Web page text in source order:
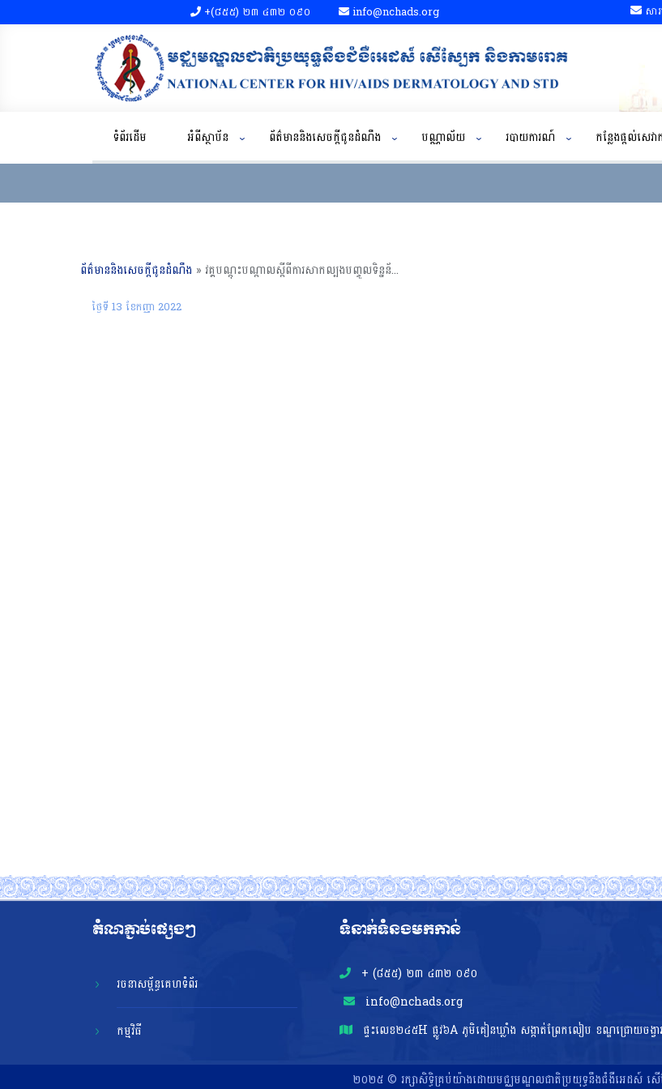
+(៨៥៥)​ ២៣​ ៤៣២ ០៩០​ info@nchads.org សា
ទំព័រដើម អំពីស្ថាប័ន ព័ត៌មាននិងសេចក្តីជូនដំណឹង បណ្ណាល័យ របាយការណ៍ កន្លែងផ្តល់សេវា
ព័ត៌មាននិងសេចក្តីជូនដំណឹង » វគ្គបណ្ដុះបណ្ដាលស្តីពីការសាកល្បងបញ្ចូលទិន្នន័យផ្ទាល់ចំនួន ៧ កន្លែងលើប្រព័ន្ធគ្រប់គ្រងទិន្នន័យ DHIS2, ខេត្តកំពង់ចាម
ថ្ងៃទី 13 ខែ​កញ្ញា 2022
តំណភ្ជាប់ផ្សេងៗ
រចនាសម្ព័ន្ធគេហទំព័រ
កម្មវិធី
ទំនាក់ទំនងមកកាន់
+ (៨៥៥)​ ២៣​ ៤៣២ ០៩០
info@nchads.org
ផ្ទះ​លេខ២៤៥H ផ្លូវ៦A ភូមិគៀនឃ្លាំង សង្កាត់ព្រែកលៀប ខណ្ឌជ្រោយចង្វារ
២០២៥ © រក្សាសិទ្ធិគ្រប់យ៉ាងដោយមជ្ឈមណ្ឌលជាតិប្រយុទ្ធនឹងជំងឺអេដស៍ សើ